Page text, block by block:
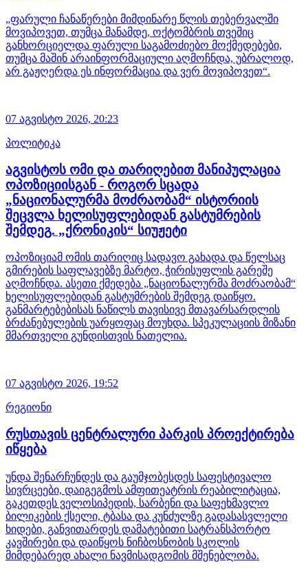
„ფარული ჩანაწერები მიმდინარე წლის თებერვალში
მოვიპოვეთ, თუმცა მანამდე, ოქტომბრის თვეშიც
განხორციელდა ფარული საგამოძიებო მოქმედებები,
თუმცა მაშინ არაინფორმაციული აღმოჩნდა, უბრალოდ,
არ გაჟღერდა ეს ინფორმაცია და ვერ მოვიპოვეთ“.
07 აგვისტო 2026, 20:23
პოლიტიკა
აგვისტოს ომი და თარიღებით მანიპულაცია
ოპოზიციისგან - როგორ სცადა
„ნაციონალურმა მოძრაობამ“ ისტორიის
შეცვლა ხელისუფლებიდან გასტუმრების
შემდეგ. „ქრონიკის“ სიუჟეტი
ოპოზიციამ ომის თარიღიც სადავო გახადა და წელსაც
გმირების საფლავებზე მარტო, ჭირისუფლის გარეშე
აღმოჩნდა. ასეთი ქმედება „ნაციონალურმა მოძრაობამ“
ხელისუფლებიდან გასტუმრების შემდეგ დაიწყო.
განმარტებებისას ნაწილს თავისივე მთავარსარდლის
ბრძანებულების უარყოფაც მოუხდა. სპეკულაციის მიზანი
მმართველი გუნდისთვის ნათელია.
07 აგვისტო 2026, 19:52
რეგიონი
რუსთავის ცენტრალური პარკის პროექტირება
იწყება
უნდა შენარჩუნდეს და გაუმჯობესდეს საფესტივალო
სივრცეები, დაიგეგმოს ამფითეატრის რეაბილიტაცია,
გაკეთდეს ველოსიპედის, სარბენი და საფეხმავლო
ბილიკების ქსელი, ტბასა და კუნძულზე გადასასვლელი
ხიდები, განვითარდეს დამატებითი სატრანსპორტო
კავშირები და დაიწყოს ნიჩბოსნობის სკოლის
მიმდებარედ ახალი ნავმისადგომის მშენებლობა.